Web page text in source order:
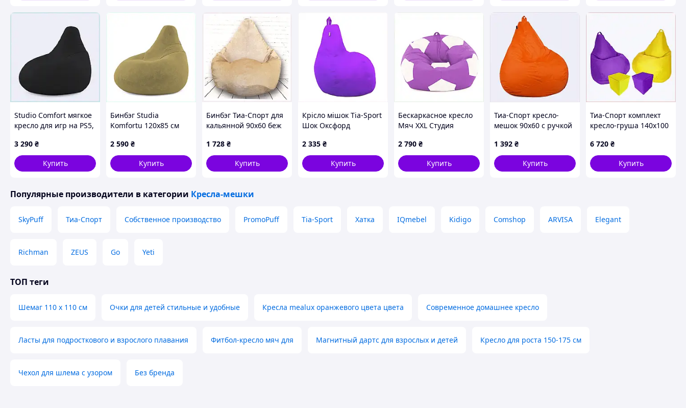
Studio Comfort мягкое
кресло для игр на PS5,
3 290 ₴
Купить
Бинбэг Studia
Komfortu 120х85 см
XB6498994
2 590 ₴
Купить
Бинбэг Тиа-Спорт для
кальянной 90х60 беж
1 728 ₴
Купить
Крісло мішок Tia-Sport
Шок Оксфорд
65C3806P3
2 335 ₴
Купить
Бескаркасное кресло
Мяч XXL Студия
6P4989EX02
2 790 ₴
Купить
Тиа-Спорт кресло-
мешок 90х60 с ручкой
65B37K922C
1 392 ₴
Купить
Тиа-Спорт комплект
кресло-груша 140х100
2+2, 8H7P00669
6 720 ₴
Купить
Популярные производители в категории Кресла-мешки
SkyPuff Тиа-Спорт Собственное производство PromoPuff Tia-Sport Хатка IQmebel Kidigo Comshop ARVISA Elegant
Richman ZEUS Go Yeti
ТОП теги
Шемаг 110 х 110 см Очки для детей стильные и удобные Кресла mealux оранжевого цвета цвета Современное домашнее кресло
Ласты для подросткового и взрослого плавания Фитбол-кресло мяч для Магнитный дартс для взрослых и детей Кресло для роста 150-175 см
Чехол для шлема с узором Без бренда